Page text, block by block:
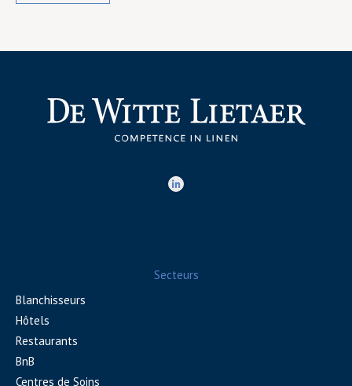
Secteurs
Blanchisseurs
Hôtels
Restaurants
BnB
Centres de Soins